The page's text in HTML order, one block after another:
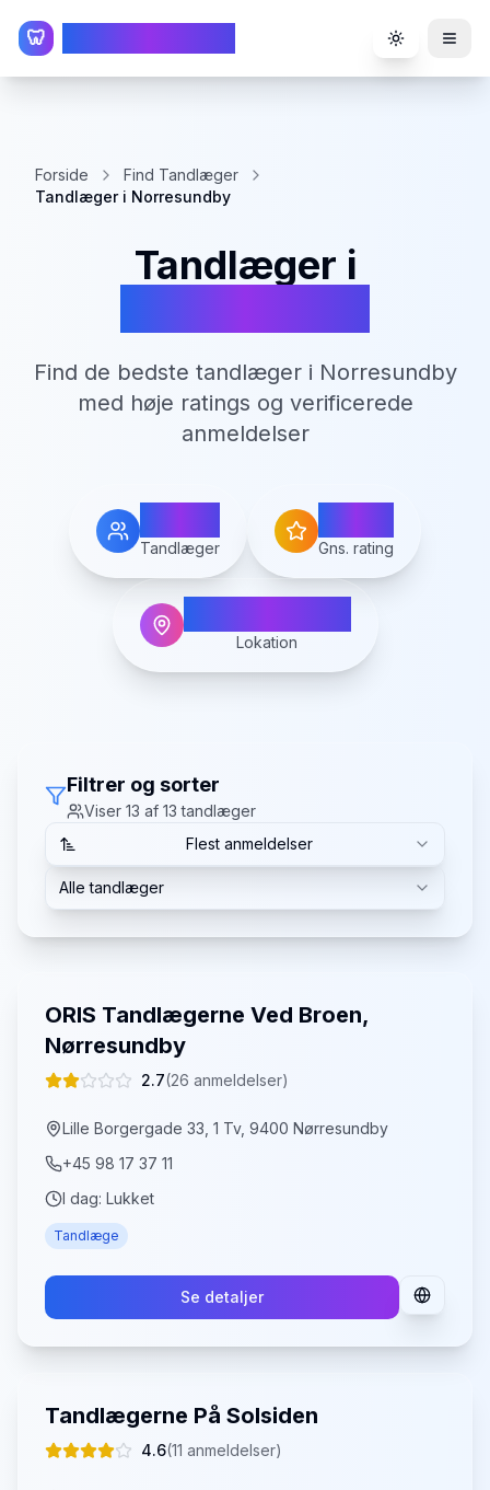
🦷 Toggle
Forside
Find Tandlæger
Tandlæger i Norresundby
Tandlæger i
Find de bedste tandlæger i Norresundby
med høje ratings og verificerede
anmeldelser
Tandlæger Gns. rating
Norresundby
Lokation
Filtrer og sorter
Viser 13 af 13 tandlæger
Flest anmeldelser
Alle tandlæger
ORIS Tandlægerne Ved Broen,
Nørresundby
2.7(26 anmeldelser)
Lille Borgergade 33, 1 Tv, 9400 Nørresundby
+45 98 17 37 11
I dag: Lukket
Tandlæge
Se detaljer
Tandlægerne På Solsiden
4.6(11 anmeldelser)